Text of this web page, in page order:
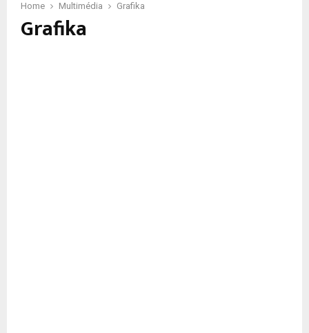
Home Multimédia Grafika
Grafika